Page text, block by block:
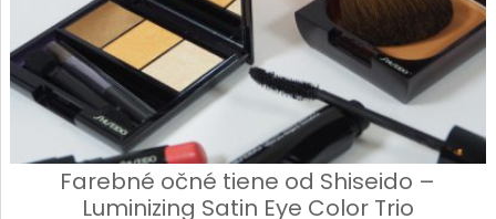
Farebné očné tiene od Shiseido –
Luminizing Satin Eye Color Trio